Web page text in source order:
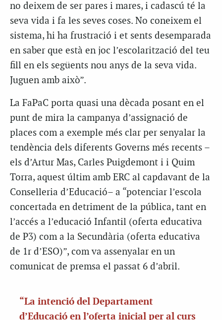
no deixem de ser pares i mares, i cadascú té la
seva vida i fa les seves coses. No coneixem el
sistema, hi ha frustració i et sents desemparada
en saber que està en joc l’escolarització del teu
fill en els següents nou anys de la seva vida.
Juguen amb això”.
La FaPaC porta quasi una dècada posant en el
punt de mira la campanya d’assignació de
places com a exemple més clar per senyalar la
tendència dels diferents Governs més recents –
els d’Artur Mas, Carles Puigdemont i i Quim
Torra, aquest últim amb ERC al capdavant de la
Conselleria d’Educació– a “potenciar l’escola
concertada en detriment de la pública, tant en
l’accés a l’educació Infantil (oferta educativa
de P3) com a la Secundària (oferta educativa
de 1r d’ESO)”, com va assenyalar en un
comunicat de premsa el passat 6 d’abril.
“La intenció del Departament
d’Educació en l’oferta inicial per al curs